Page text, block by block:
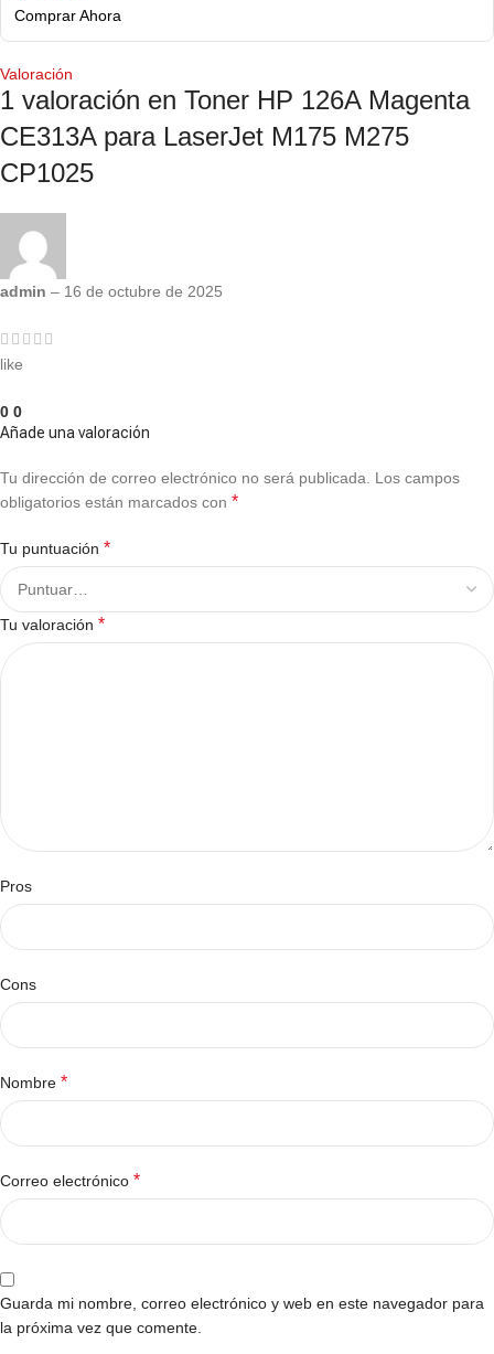
Comprar Ahora
Valoración
1 valoración en Toner HP 126A Magenta
CE313A para LaserJet M175 M275
CP1025
admin – 16 de octubre de 2025
like
0 0
Añade una valoración
Tu dirección de correo electrónico no será publicada.
Los campos
obligatorios están marcados con *
Tu puntuación *
Tu valoración *
Pros
Cons
Nombre *
Correo electrónico *
Guarda mi nombre, correo electrónico y web en este navegador para
la próxima vez que comente.